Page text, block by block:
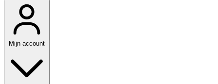
Mijn account